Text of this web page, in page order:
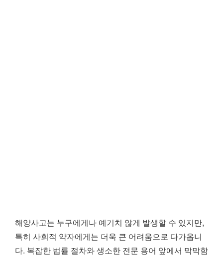
해양사고는 누구에게나 예기치 않게 발생할 수 있지만,
특히 사회적 약자에게는 더욱 큰 어려움으로 다가옵니
다. 복잡한 법률 절차와 생소한 전문 용어 앞에서 막막함